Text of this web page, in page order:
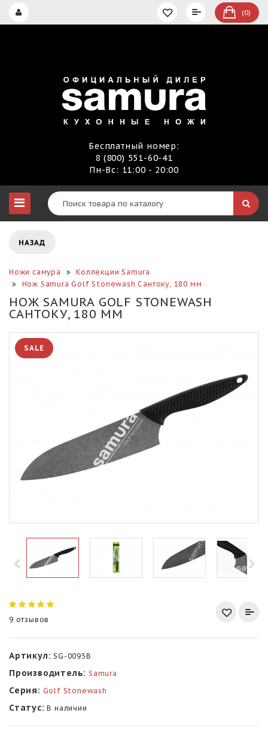
(0)
Бесплатный номер:
8 (800) 551-60-41
Пн-Вс: 11:00 - 20:00
НАЗАД
Ножи самура
Коллекции Samura
Нож Samura Golf Stonewash Сантоку, 180 мм
НОЖ SAMURA GOLF STONEWASH
САНТОКУ, 180 ММ
SALE
9 отзывов
Артикул: SG-0095B
Производитель: Samura
Серия: Golf Stonewash
Статус: В наличии